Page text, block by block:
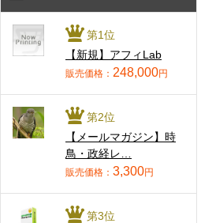
第1位
【新規】アフィLab
販売価格： 248,000円
第2位
【メールマガジン】時
鳥・政経レ…
販売価格： 3,300円
第3位